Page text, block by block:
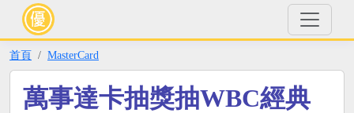
首頁 MasterCard
萬事達卡抽獎抽WBC經典